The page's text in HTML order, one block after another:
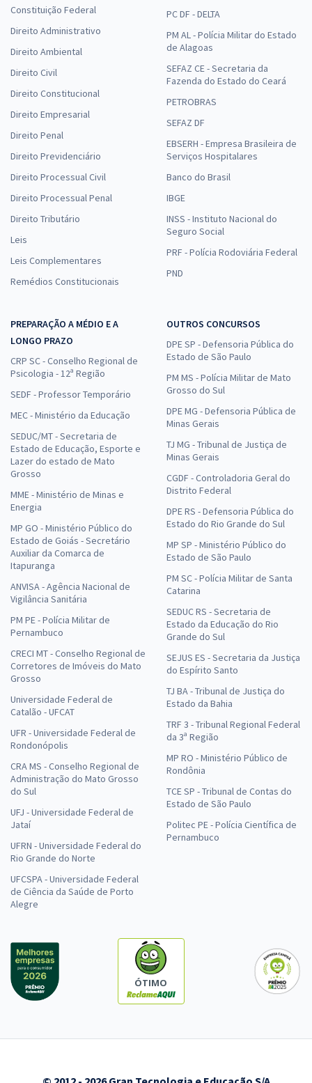
Constituição Federal
Direito Administrativo
Direito Ambiental
Direito Civil
Direito Constitucional
Direito Empresarial
Direito Penal
Direito Previdenciário
Direito Processual Civil
Direito Processual Penal
Direito Tributário
Leis
Leis Complementares
Remédios Constitucionais
PC DF - DELTA
PM AL - Polícia Militar do Estado
de Alagoas
SEFAZ CE - Secretaria da
Fazenda do Estado do Ceará
PETROBRAS
SEFAZ DF
EBSERH - Empresa Brasileira de
Serviços Hospitalares
Banco do Brasil
IBGE
INSS - Instituto Nacional do
Seguro Social
PRF - Polícia Rodoviária Federal
PND
PREPARAÇÃO A MÉDIO E A
LONGO PRAZO
CRP SC - Conselho Regional de
Psicologia - 12ª Região
SEDF - Professor Temporário
MEC - Ministério da Educação
SEDUC/MT - Secretaria de
Estado de Educação, Esporte e
Lazer do estado de Mato
Grosso
MME - Ministério de Minas e
Energia
MP GO - Ministério Público do
Estado de Goiás - Secretário
Auxiliar da Comarca de
Itapuranga
ANVISA - Agência Nacional de
Vigilância Sanitária
PM PE - Polícia Militar de
Pernambuco
CRECI MT - Conselho Regional de
Corretores de Imóveis do Mato
Grosso
Universidade Federal de
Catalão - UFCAT
UFR - Universidade Federal de
Rondonópolis
CRA MS - Conselho Regional de
Administração do Mato Grosso
do Sul
UFJ - Universidade Federal de
Jataí
UFRN - Universidade Federal do
Rio Grande do Norte
UFCSPA - Universidade Federal
de Ciência da Saúde de Porto
Alegre
OUTROS CONCURSOS
DPE SP - Defensoria Pública do
Estado de São Paulo
PM MS - Polícia Militar de Mato
Grosso do Sul
DPE MG - Defensoria Pública de
Minas Gerais
TJ MG - Tribunal de Justiça de
Minas Gerais
CGDF - Controladoria Geral do
Distrito Federal
DPE RS - Defensoria Pública do
Estado do Rio Grande do Sul
MP SP - Ministério Público do
Estado de São Paulo
PM SC - Polícia Militar de Santa
Catarina
SEDUC RS - Secretaria de
Estado da Educação do Rio
Grande do Sul
SEJUS ES - Secretaria da Justiça
do Espírito Santo
TJ BA - Tribunal de Justiça do
Estado da Bahia
TRF 3 - Tribunal Regional Federal
da 3ª Região
MP RO - Ministério Público de
Rondônia
TCE SP - Tribunal de Contas do
Estado de São Paulo
Politec PE - Polícia Científica de
Pernambuco
ÓTIMO